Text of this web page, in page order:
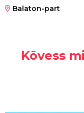
Balaton-part
Kövess